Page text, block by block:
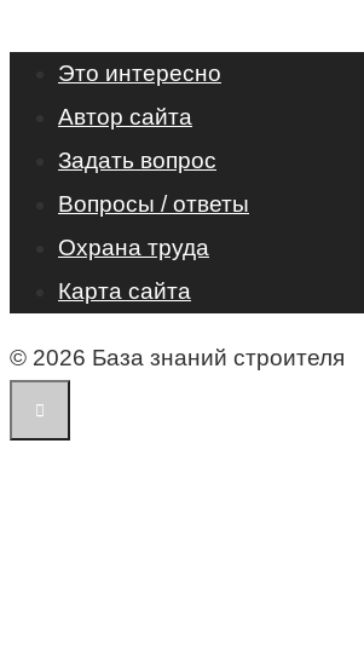
Это интересно
Автор сайта
Задать вопрос
Вопросы / ответы
Охрана труда
Карта сайта
© 2026 База знаний строителя